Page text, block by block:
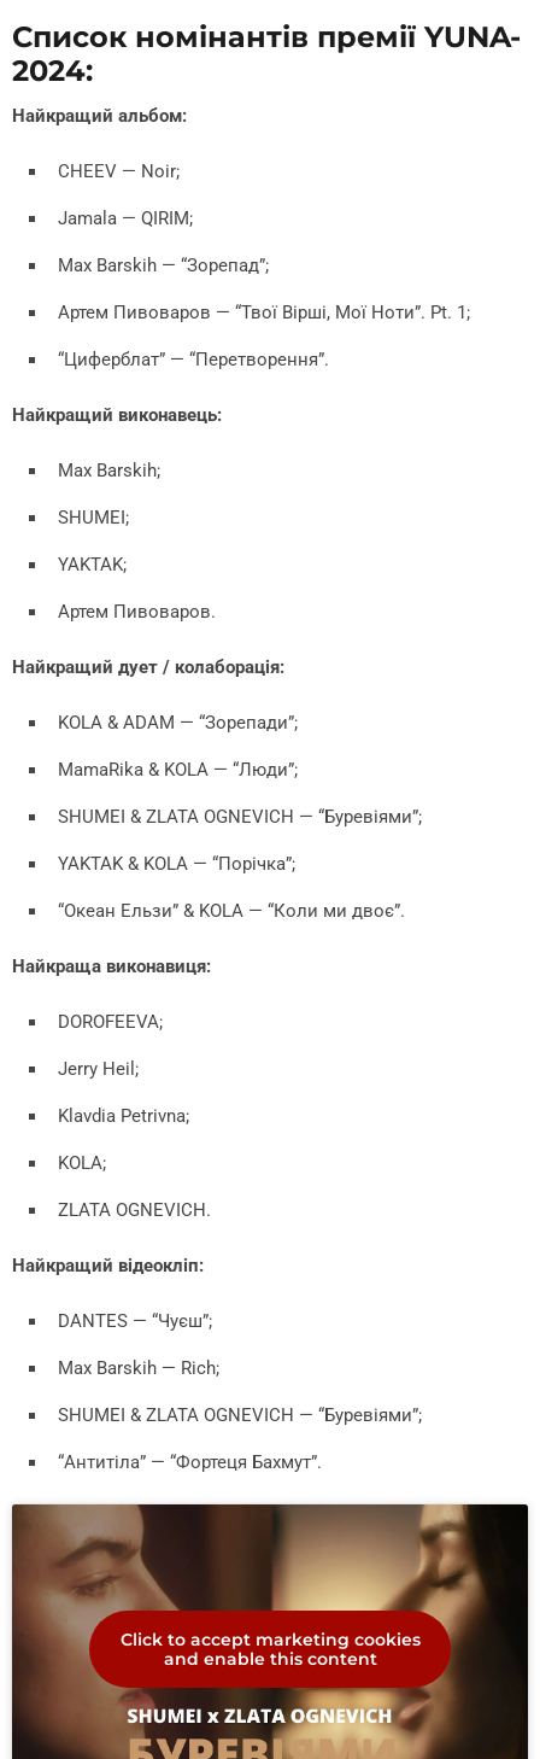
Список номінантів премії YUNA-
2024:
Найкращий альбом:
CHEEV — Noir;
Jamala — QIRIM;
Max Barskih — “Зорепад”;
Артем Пивоваров — “Твої Вірші, Мої Ноти”. Pt. 1;
“Циферблат” — “Перетворення”.
Найкращий виконавець:
Max Barskih;
SHUMEI;
YAKTAK;
Артем Пивоваров.
Найкращий дует / колаборація:
KOLA & ADAM — “Зорепади”;
MamaRika & KOLA — “Люди”;
SHUMEI & ZLATA OGNEVICH — “Буревіями”;
YAKTAK & KOLA — “Порічка”;
“Океан Ельзи” & KOLA — “Коли ми двоє”.
Найкраща виконавиця:
DOROFEEVA;
Jerry Heil;
Klavdia Petrivna;
KOLA;
ZLATA OGNEVICH.
Найкращий відеокліп:
DANTES — “Чуєш”;
Max Barskih — Rich;
SHUMEI & ZLATA OGNEVICH — “Буревіями”;
“Антитіла” — “Фортеця Бахмут”.
Click to accept marketing cookies
and enable this content